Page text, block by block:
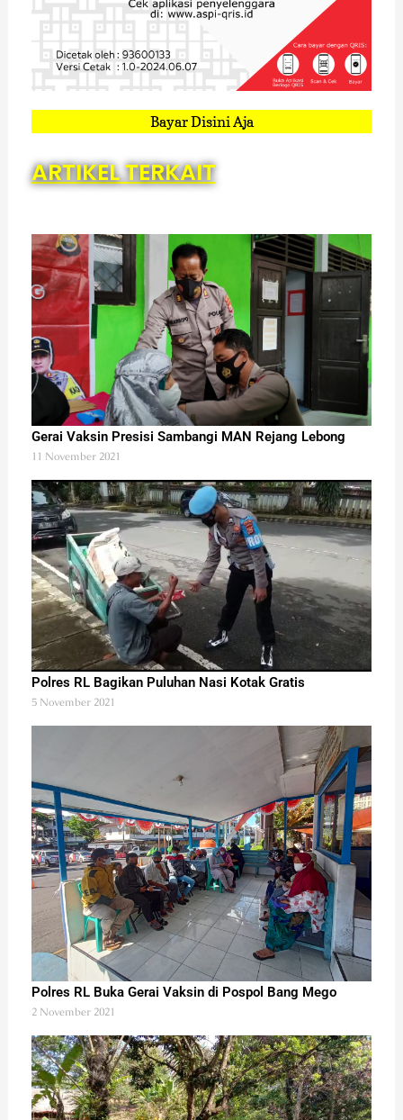
Bayar Disini Aja
ARTIKEL TERKAIT
Gerai Vaksin Presisi Sambangi MAN Rejang Lebong
11 November 2021
Polres RL Bagikan Puluhan Nasi Kotak Gratis
5 November 2021
Polres RL Buka Gerai Vaksin di Pospol Bang Mego
2 November 2021